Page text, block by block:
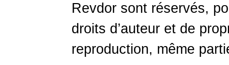
Revdor sont réservés,
droits d’auteur et de
reproduction, même